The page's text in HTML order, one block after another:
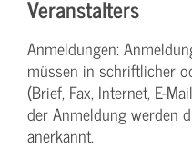
Veranstalters
Anmeldungen:
müssen in schriftlicher
(Brief, Fax, Internet, E-
der Anmeldung werden
anerkannt.